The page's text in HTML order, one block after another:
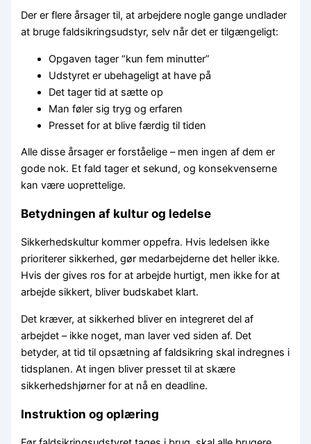
Der er flere årsager til, at arbejdere nogle gange undlader
at bruge faldsikringsudstyr, selv når det er tilgængeligt:
Opgaven tager “kun fem minutter”
Udstyret er ubehageligt at have på
Det tager tid at sætte op
Man føler sig tryg og erfaren
Presset for at blive færdig til tiden
Alle disse årsager er forståelige – men ingen af dem er
gode nok. Et fald tager et sekund, og konsekvenserne
kan være uoprettelige.
Betydningen af kultur og ledelse
Sikkerhedskultur kommer oppefra. Hvis ledelsen ikke
prioriterer sikkerhed, gør medarbejderne det heller ikke.
Hvis der gives ros for at arbejde hurtigt, men ikke for at
arbejde sikkert, bliver budskabet klart.
Det kræver, at sikkerhed bliver en integreret del af
arbejdet – ikke noget, man laver ved siden af. Det
betyder, at tid til opsætning af faldsikring skal indregnes i
tidsplanen. At ingen bliver presset til at skære
sikkerhedshjørner for at nå en deadline.
Instruktion og oplæring